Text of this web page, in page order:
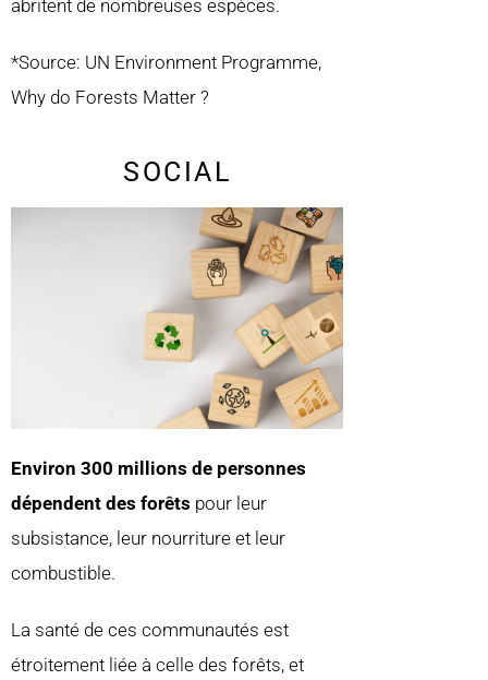
abritent de nombreuses espèces.
*Source: UN Environment Programme,
Why do Forests Matter ?
SOCIAL
Environ 300 millions de personnes
dépendent des forêts pour leur
subsistance, leur nourriture et leur
combustible.
La santé de ces communautés est
étroitement liée à celle des forêts, et